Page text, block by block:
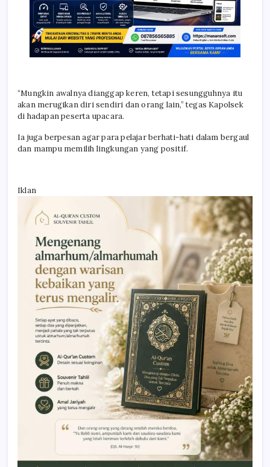
“Mungkin awalnya dianggap keren, tetapi sesungguhnya itu
akan merugikan diri sendiri dan orang lain,” tegas Kapolsek
di hadapan peserta upacara.
Ia juga berpesan agar para pelajar berhati-hati dalam bergaul
dan mampu memilih lingkungan yang positif.
Iklan